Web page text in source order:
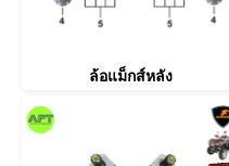
ล้อแม็กส์หลัง